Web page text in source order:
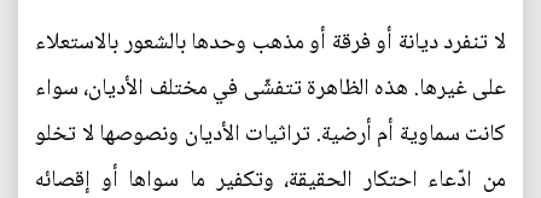
لا تنفرد ديانة أو فرقة أو مذهب وحدها بالشعور بالاستعلاء
على غيرها. هذه الظاهرة تتفشّى في مختلف الأديان، سواء
كانت سماوية أم أرضية. تراثيات الأديان ونصوصها لا تخلو
من ادّعاء احتكار الحقيقة، وتكفير ما سواها أو إقصائه